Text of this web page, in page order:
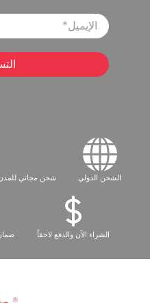
الإيميل
الشحن الدولي شحن مجاني للمدن
الشراء الآن والدفع لاحقاً ضمان لمدة 24